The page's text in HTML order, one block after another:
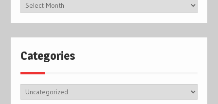
Archives
Categories
Categories